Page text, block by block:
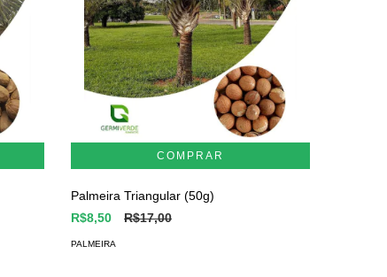
Palmeira Triangular (50g)
R$8,50
R$17,00
PALMEIRA